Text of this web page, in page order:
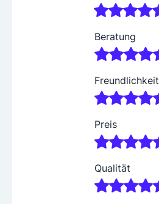
Beratung
Freundlichkeit
Preis
Qualität